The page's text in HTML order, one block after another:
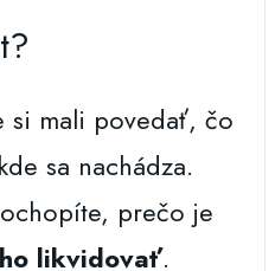
si mali povedať, čo
sa nachádza.
prečo je
likvidovať.